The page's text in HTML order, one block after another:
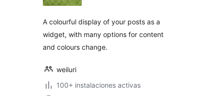
A colourful display of your posts as a
widget, with many options for content
and colours change.
weiluri
100+ instalaciones activas